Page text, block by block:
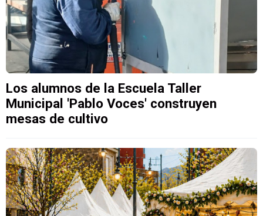
Los alumnos de la Escuela Taller
Municipal 'Pablo Voces' construyen
mesas de cultivo